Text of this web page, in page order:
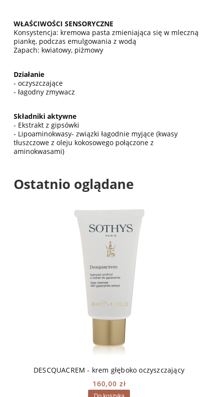
WŁAŚCIWOŚCI SENSORYCZNE
Konsystencja: kremowa pasta zmieniająca się w mleczną
piankę, podczas emulgowania z wodą
Zapach: kwiatowy, piżmowy
Działanie
- oczyszczające
- łagodny zmywacz
Składniki aktywne
- Ekstrakt z gipsówki
- Lipoaminokwasy- związki łagodnie myjące (kwasy
tłuszczowe z oleju kokosowego połączone z
aminokwasami)
Ostatnio oglądane
DESCQUACREM - krem głęboko oczyszczający
160,00 zł